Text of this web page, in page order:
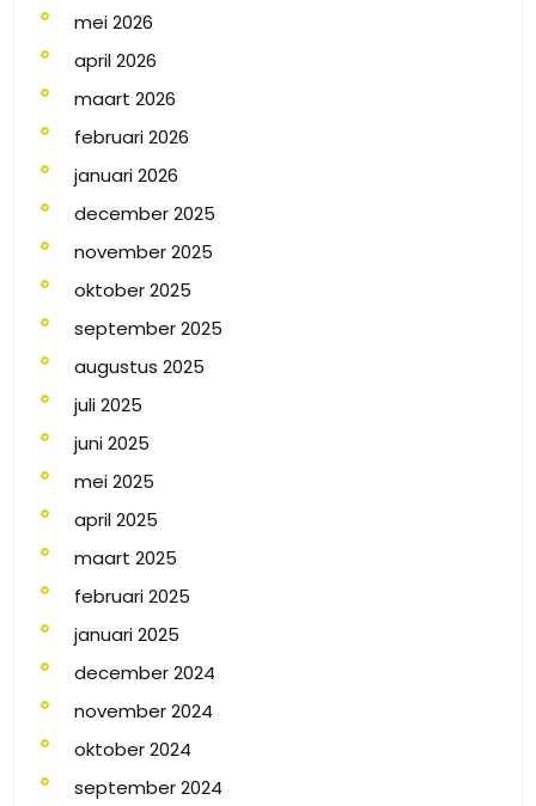
mei 2026
april 2026
maart 2026
februari 2026
januari 2026
december 2025
november 2025
oktober 2025
september 2025
augustus 2025
juli 2025
juni 2025
mei 2025
april 2025
maart 2025
februari 2025
januari 2025
december 2024
november 2024
oktober 2024
september 2024